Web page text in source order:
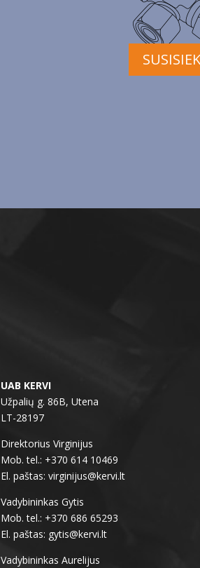
UAB KERVI
Užpalių g. 86B, Utena
LT-28197
Direktorius Virginijus
Mob. tel.: +370 614 10469
El. paštas: virginijus@kervi.lt
Vadybininkas Gytis
Mob. tel.: +370 686 65293
El. paštas: gytis@kervi.lt
Vadybininkas Aurelijus